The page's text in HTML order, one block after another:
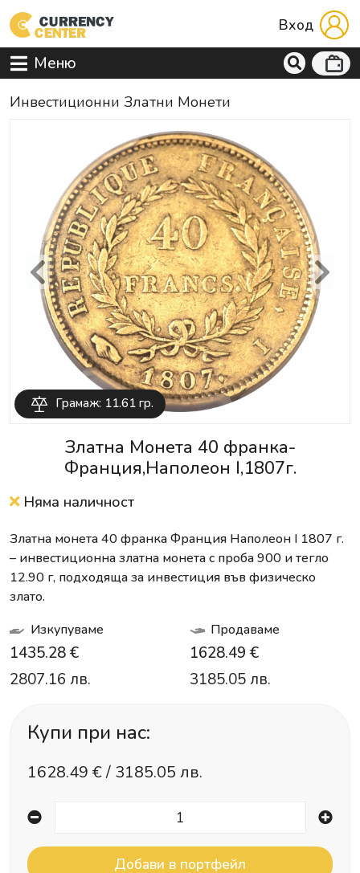
Вход
Меню
Инвестиционни Златни Монети
Грамаж: 11.61 гр.
Previous Next
Златна Монета 40 франка-
Франция,Наполеон I,1807г.
Няма наличност
Златна монета 40 франка Франция Наполеон I 1807 г.
– инвестиционна златна монета с проба 900 и тегло
12.90 г, подходяща за инвестиция във физическо
злато.
Изкупуваме
1435.28 €
2807.16 лв.
Продаваме
1628.49 €
3185.05 лв.
Купи при нас:
1628.49 € / 3185.05 лв.